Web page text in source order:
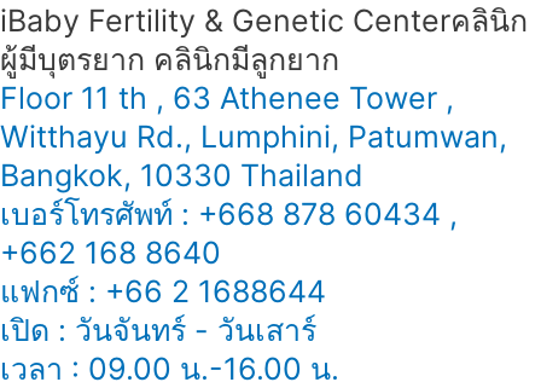
iBaby Fertility & Genetic Center​ คลินิก
ผู้มีบุตรยาก คลินิกมีลูกยาก
Floor 11 th , 63 Athenee Tower ,
Witthayu Rd., Lumphini, Patumwan,
Bangkok, 10330 Thailand
เบอร์โทรศัพท์ : +668 878 60434 ,
+662 168 8640
แฟกซ์ : +66 2 1688644
เปิด : วันจันทร์ - วันเสาร์
เวลา : 09.00 น.-16.00 น.